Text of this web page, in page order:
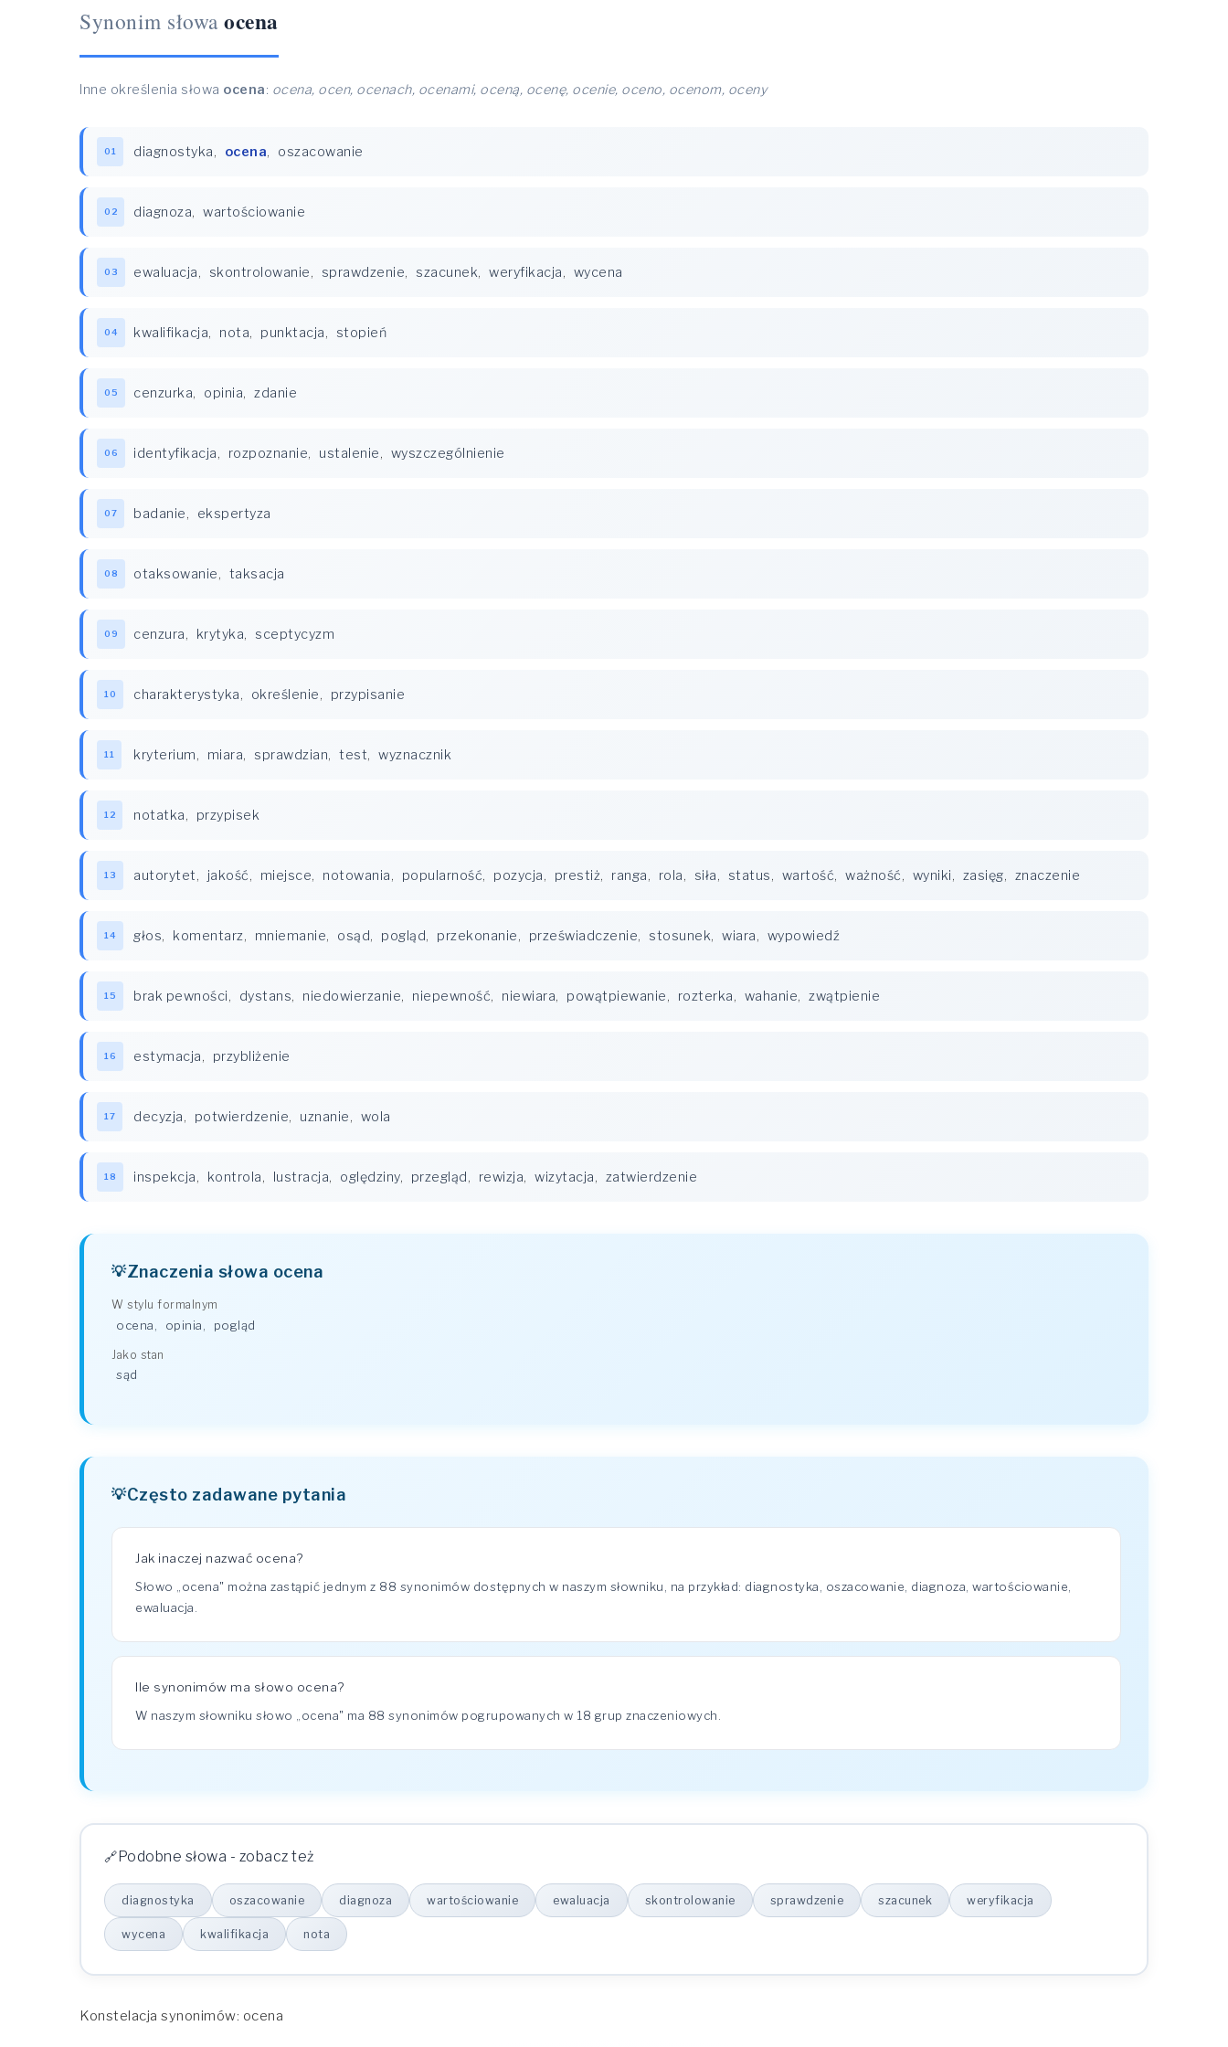
Synonim słowa ocena
Inne określenia słowa ocena: ocena, ocen, ocenach, ocenami, oceną, ocenę, ocenie, oceno, ocenom, oceny
01 diagnostyka, ocena, oszacowanie
02 diagnoza, wartościowanie
03 ewaluacja, skontrolowanie, sprawdzenie, szacunek, weryfikacja, wycena
04 kwalifikacja, nota, punktacja, stopień
05 cenzurka, opinia, zdanie
06 identyfikacja, rozpoznanie, ustalenie, wyszczególnienie
07 badanie, ekspertyza
08 otaksowanie, taksacja
09 cenzura, krytyka, sceptycyzm
10 charakterystyka, określenie, przypisanie
11 kryterium, miara, sprawdzian, test, wyznacznik
12 notatka, przypisek
13 autorytet, jakość, miejsce, notowania, popularność, pozycja, prestiż, ranga, rola, siła, status, wartość, ważność, wyniki, zasięg, znaczenie
14 głos, komentarz, mniemanie, osąd, pogląd, przekonanie, przeświadczenie, stosunek, wiara, wypowiedź
15 brak pewności, dystans, niedowierzanie, niepewność, niewiara, powątpiewanie, rozterka, wahanie, zwątpienie
16 estymacja, przybliżenie
17 decyzja, potwierdzenie, uznanie, wola
18 inspekcja, kontrola, lustracja, oględziny, przegląd, rewizja, wizytacja, zatwierdzenie
Znaczenia słowa ocena
W stylu formalnym
ocena opinia pogląd
Jako stan
sąd
Często zadawane pytania
Jak inaczej nazwać ocena?
Słowo „ocena" można zastąpić jednym z 88 synonimów dostępnych w naszym słowniku, na przykład: diagnostyka, oszacowanie, diagnoza, wartościowanie,
ewaluacja.
Ile synonimów ma słowo ocena?
W naszym słowniku słowo „ocena" ma 88 synonimów pogrupowanych w 18 grup znaczeniowych.
Podobne słowa - zobacz też
diagnostyka oszacowanie diagnoza wartościowanie ewaluacja skontrolowanie sprawdzenie szacunek weryfikacja
wycena kwalifikacja nota
Konstelacja synonimów: ocena